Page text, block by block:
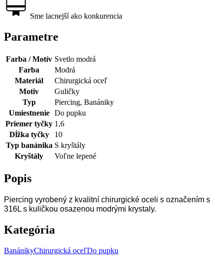
Sme lacnejší ako konkurencia
Parametre
Farba / Motív Svetlo modrá
Farba
Modrá
Materiál
Chirurgická oceľ
Motiv
Guličky
Typ
Piercing, Banániky
Umiestnenie
Do pupku
Priemer tyčky 1,6
Dĺžka tyčky
10
Typ banánika S kryštály
Kryštály
Voľne lepené
Popis
Piercing vyrobený z kvalitní chirurgické oceli s označením s
316L s kuličkou osazenou modrými krystaly.
Kategória
BanánikyChirurgická oceľDo pupku